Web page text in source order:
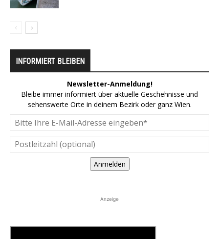
INFORMIERT BLEIBEN
Newsletter-Anmeldung!
Bleibe immer informiert über aktuelle Geschehnisse und
sehenswerte Orte in deinem Bezirk oder ganz Wien.
Anmelden
Anzeige